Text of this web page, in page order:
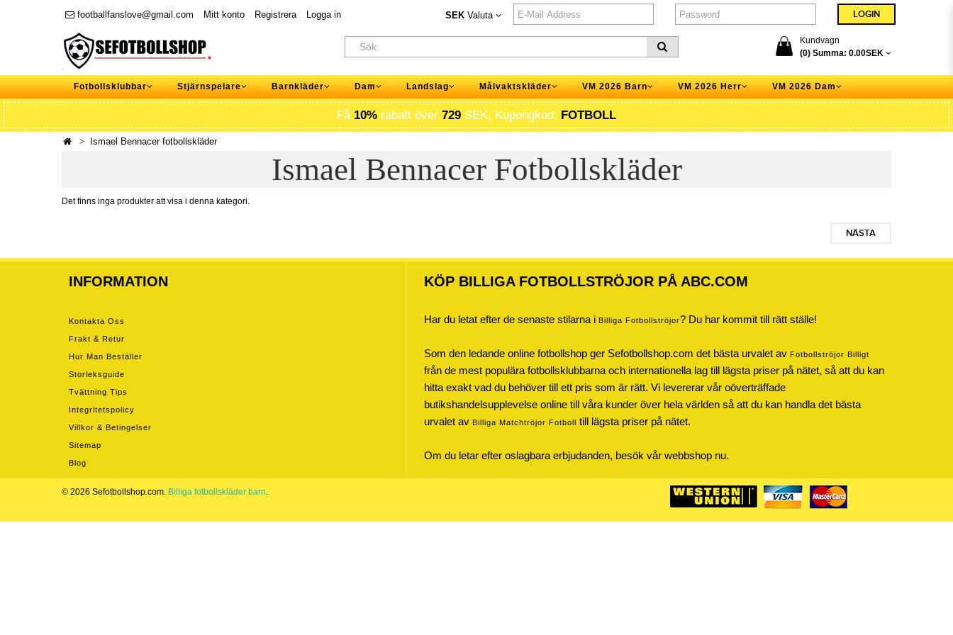
footballfanslove@gmail.com Mitt konto Registrera Logga in SEK Valuta
Kundvagn
(0) Summa: 0.00SEK
Fotbollsklubbar Stjärnspelare Barnkläder Dam Landslag Målvaktskläder VM 2026 Barn VM 2026 Herr VM 2026 Dam
Få 10% rabatt över 729 SEK, Kupongkod: FOTBOLL
Ismael Bennacer fotbollskläder
Ismael Bennacer Fotbollskläder
Det finns inga produkter att visa i denna kategori.
NÄSTA
INFORMATION
Kontakta Oss
Frakt & Retur
Hur Man Beställer
Storleksguide
Tvättning Tips
Integritetspolicy
Villkor & Betingelser
Sitemap
Blog
KÖP BILLIGA FOTBOLLSTRÖJOR PÅ ABC.COM
Har du letat efter de senaste stilarna i Billiga Fotbollströjor? Du har kommit till rätt ställe!
Som den ledande online fotbollshop ger Sefotbollshop.com det bästa urvalet av Fotbollströjor Billigt
från de mest populära fotbollsklubbarna och internationella lag till lägsta priser på nätet, så att du kan
hitta exakt vad du behöver till ett pris som är rätt. Vi levererar vår oöverträffade
butikshandelsupplevelse online till våra kunder över hela världen så att du kan handla det bästa
urvalet av Billiga Matchtröjor Fotboll till lägsta priser på nätet.
Om du letar efter oslagbara erbjudanden, besök vår webbshop nu.
© 2026 Sefotbollshop.com. Billiga fotbollskläder barn.